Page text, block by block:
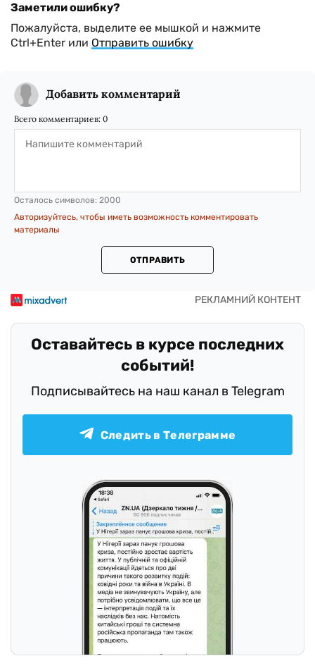
Заметили ошибку?
Пожалуйста, выделите ее мышкой и нажмите
Ctrl+Enter или Отправить ошибку
Добавить комментарий
Всего комментариев: 0
Осталось символов: 2000
Авторизуйтесь, чтобы иметь возможность комментировать
материалы
ОТПРАВИТЬ
Оставайтесь в курсе последних
событий!
Подписывайтесь на наш канал в Telegram
Следить в Телеграмме